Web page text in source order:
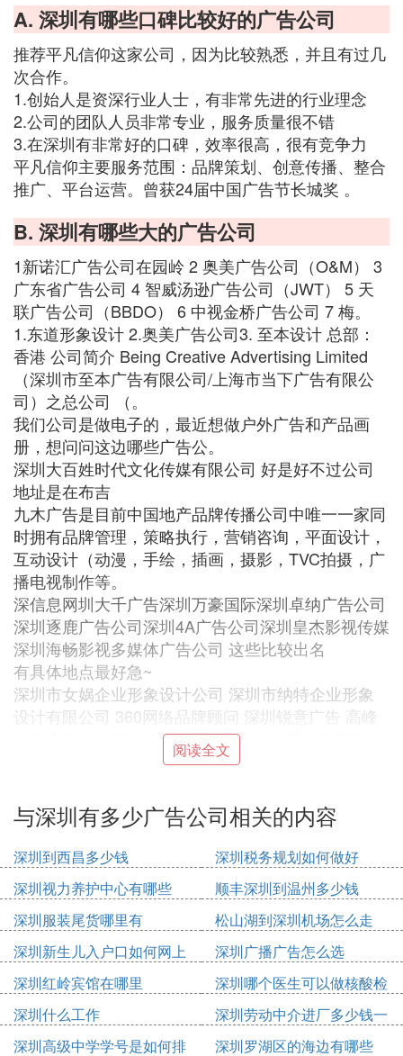
A. 深圳有哪些口碑比较好的广告公司
推荐平凡信仰这家公司，因为比较熟悉，并且有过几
次合作。
1.创始人是资深行业人士，有非常先进的行业理念
2.公司的团队人员非常专业，服务质量很不错
3.在深圳有非常好的口碑，效率很高，很有竞争力
平凡信仰主要服务范围：品牌策划、创意传播、整合
推广、平台运营。曾获24届中国广告节长城奖 。
B. 深圳有哪些大的广告公司
1新诺汇广告公司在园岭 2 奥美广告公司（O&M） 3
广东省广告公司 4 智威汤逊广告公司（JWT） 5 天
联广告公司（BBDO） 6 中视金桥广告公司 7 梅。
1.东道形象设计 2.奥美广告公司3. 至本设计 总部：
香港 公司简介 Being Creative Advertising Limited
（深圳市至本广告有限公司/上海市当下广告有限公
司）之总公司 （。
我们公司是做电子的，最近想做户外广告和产品画
册，想问问这边哪些广告公。
深圳大百姓时代文化传媒有限公司 好是好不过公司
地址是在布吉
九木广告是目前中国地产品牌传播公司中唯一一家同
时拥有品牌管理，策略执行，营销咨询，平面设计，
互动设计（动漫，手绘，插画，摄影，TVC拍摄，广
播电视制作等。
深信息网圳大千广告深圳万豪国际深圳卓纳广告公司
深圳逐鹿广告公司深圳4A广告公司深圳皇杰影视传媒
深圳海畅影视多媒体广告公司 这些比较出名
有具体地点最好急~
深圳市女娲企业形象设计公司 深圳市纳特企业形象
设计有限公司 360网络品牌顾问 深圳锐意广告 高峰
世界广告 深圳三昧设计公司 深圳前锦国际品牌策划
如奥美，李奥贝纳，电通广告在广上北都有分公司，
广州本土知名广告公司有盛世长城，瑞颜广告，阳
狮，省广，黑马。
C. 深圳市有哪些规模较大、比较有名一点
的广告设计公司1
1.深圳朗图企业形象设计有限公司
公司介绍：
朗图设计RITO成立于1999年，至今8年的创作历程，
已成为中国设计行业最具成长性、独具国际创新视
野，且首屈一指的本土品牌设计传播机构。朗图以品
阅读全文
与深圳有多少广告公司相关的内容
深圳到西昌多少钱
深圳税务规划如何做好
深圳视力养护中心有哪些
顺丰深圳到温州多少钱
深圳服装尾货哪里有
松山湖到深圳机场怎么走
深圳新生儿入户口如何网上
申请
深圳广播广告怎么选
深圳红岭宾馆在哪里
深圳哪个医生可以做核酸检
测
深圳什么工作
深圳劳动中介进厂多少钱一
个月
深圳高级中学学号是如何排 深圳罗湖区的海边有哪些